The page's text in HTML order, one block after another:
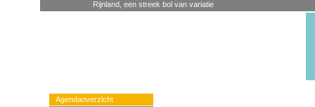
Rijnland, een streek bol van variatie
Agendaoverzicht